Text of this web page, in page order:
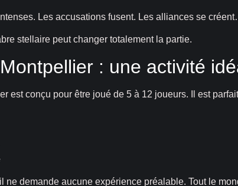
Les accusations fusent. Les alliances se
stellaire peut changer totalement la partie.
: une activité
est conçu pour être joué de 5 à 12 joueurs. Il est
ne demande aucune expérience préalable. Tout le